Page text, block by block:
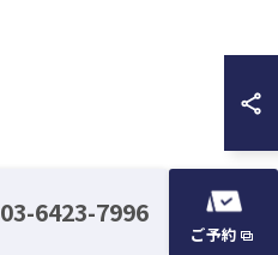
03-6423-7996
ご予約